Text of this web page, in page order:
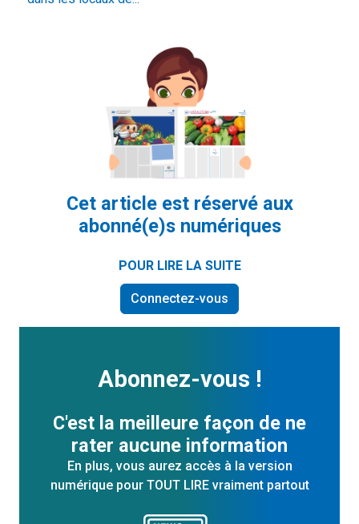
Cet article est réservé aux
abonné(e)s numériques
POUR LIRE LA SUITE
Connectez-vous
Abonnez-vous !
C'est la meilleure façon de ne
rater aucune information
En plus, vous aurez accès à la version
numérique pour TOUT LIRE vraiment partout